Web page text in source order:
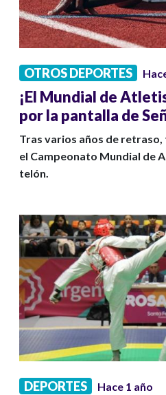
OTROS DEPORTES
¡El Mundial de
por la pantalla de
Tras varios años de
el Campeonato Mundial de
telón.
DEPORTES Hace 1 año